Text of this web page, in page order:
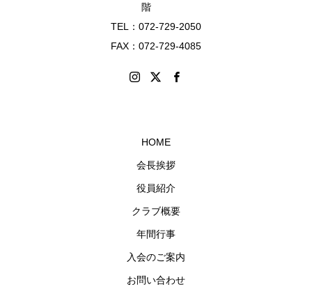
階
TEL：072-729-2050
FAX：072-729-4085
HOME
会長挨拶
役員紹介
クラブ概要
年間行事
入会のご案内
お問い合わせ